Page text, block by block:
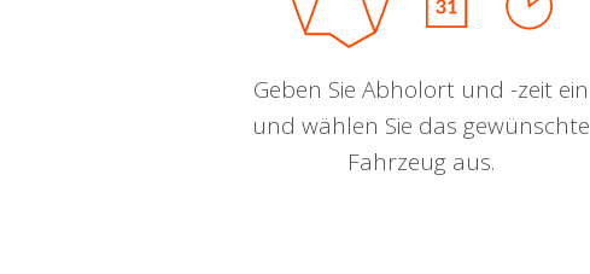
Geben Sie Abholort und -zeit ein
und wählen Sie das gewünschte
Fahrzeug aus.